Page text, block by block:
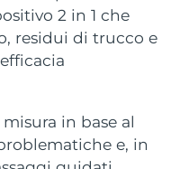
2 in 1 che
residui di trucco e
in base al
e, in
on-the-go
& lips
red light therapy
toothbrush
sonic toothbrush
FAQ™
Trattamenti LED
Consegna stimata 8/13/26
Consegna stimata
Consegna stimata8/12/26